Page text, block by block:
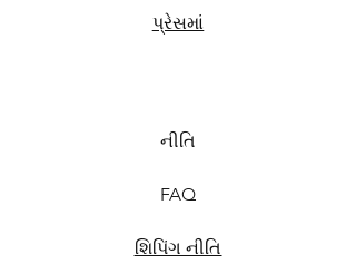
પ્રેસમાં
નીતિ
FAQ
શિપિંગ નીતિ